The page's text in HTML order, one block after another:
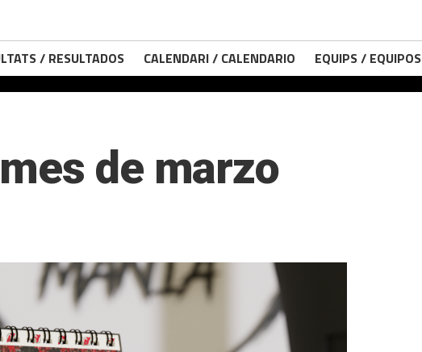
/ RESULTADOS CALENDARI / CALENDARIO EQUIPS / EQUIPOS
de marzo